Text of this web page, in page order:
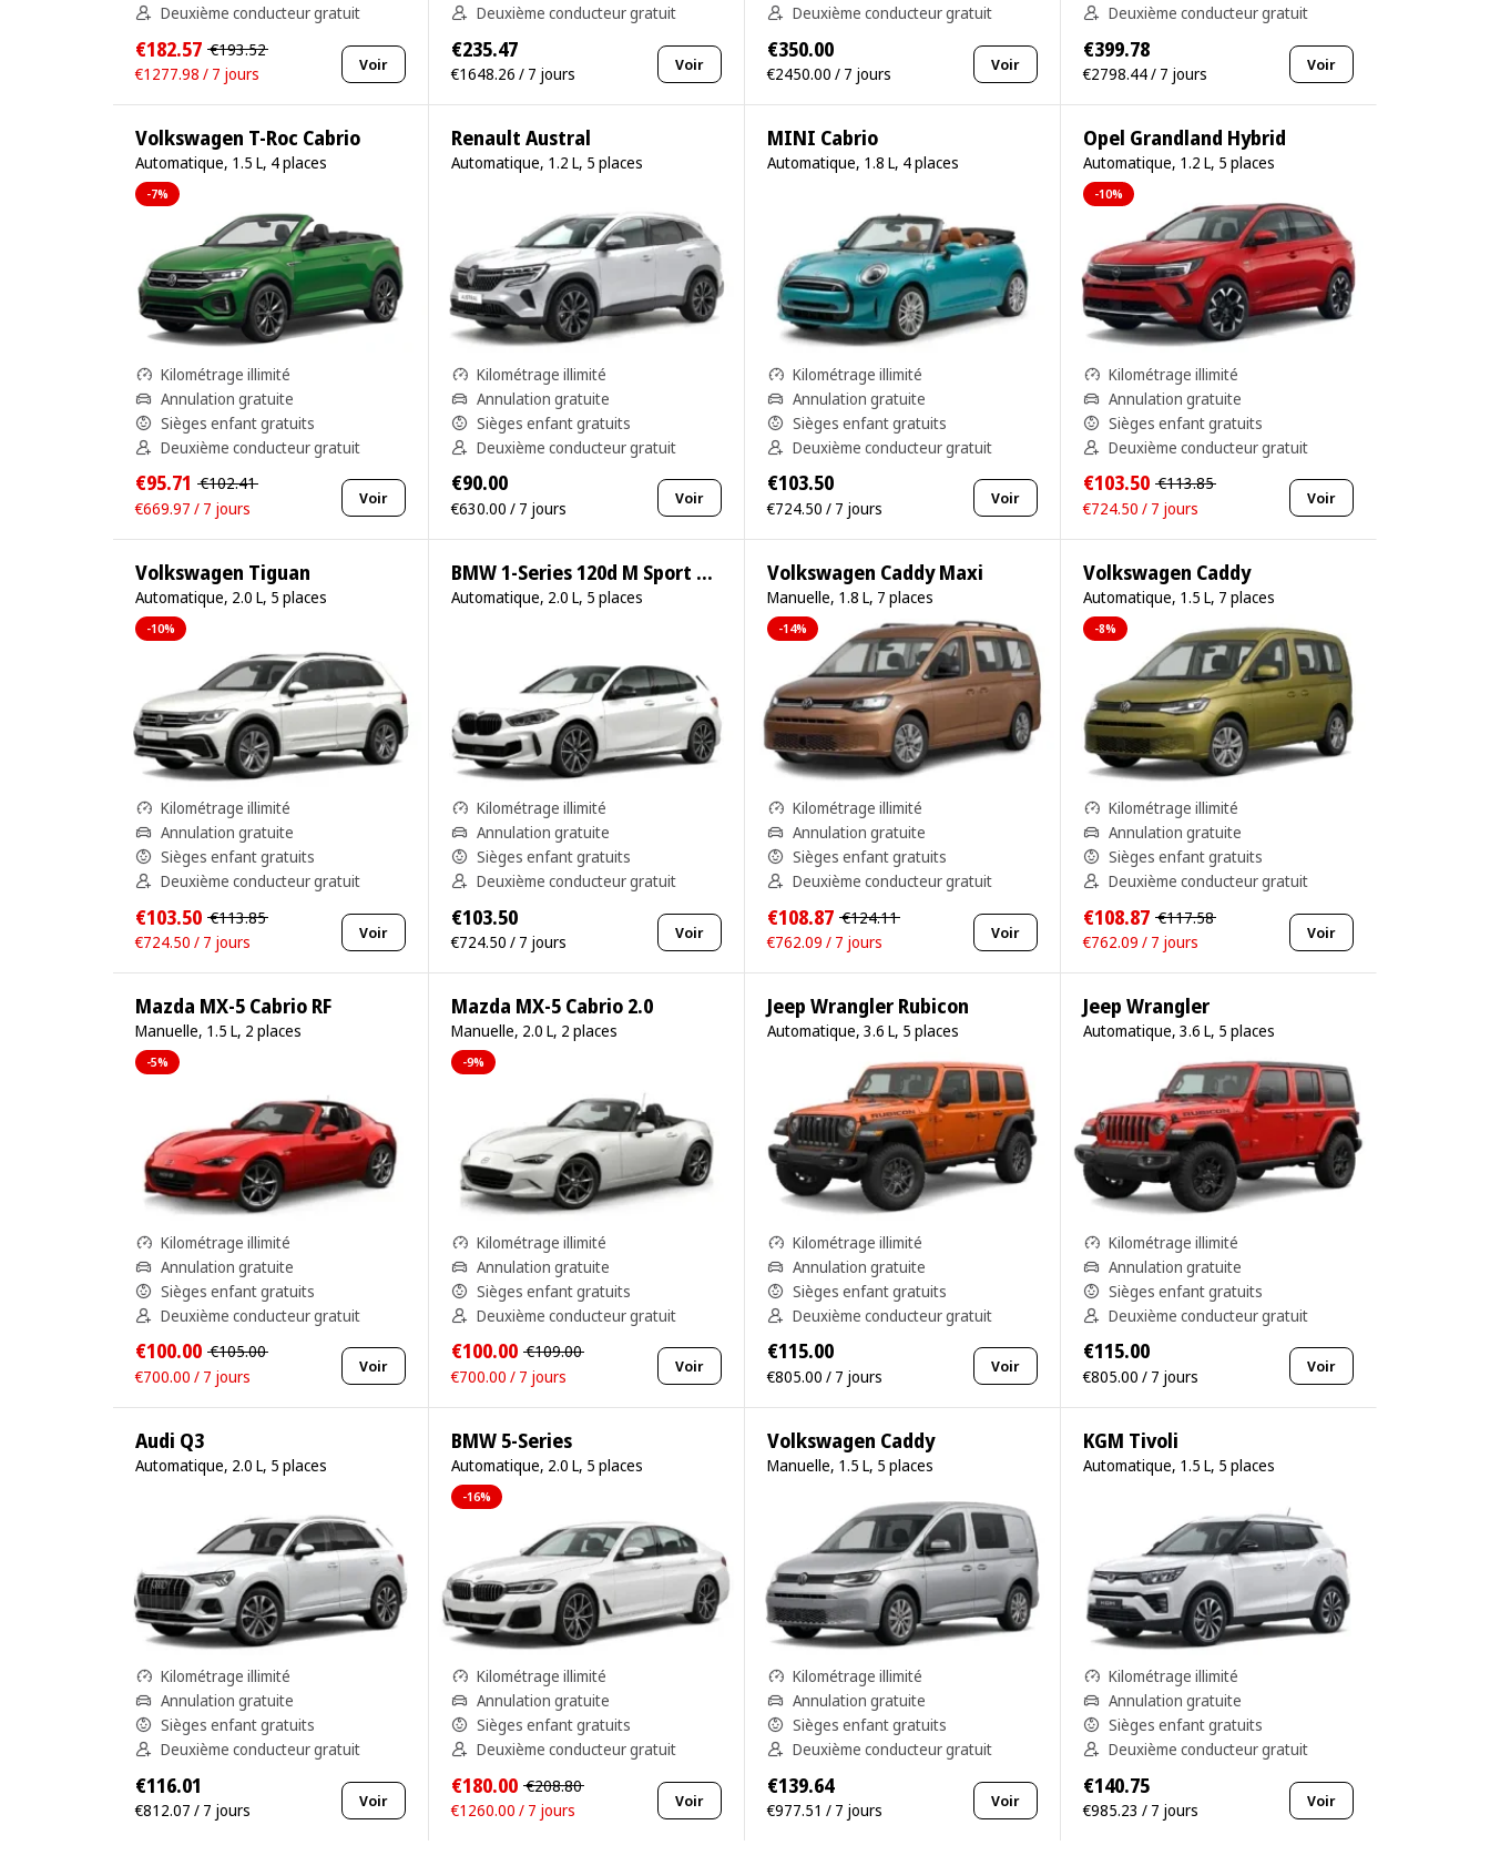
Deuxième conducteur gratuit
€182.57 €193.52
€1277.98 / 7 jours
Voir
Deuxième conducteur gratuit
€235.47
€1648.26 / 7 jours Voir
Deuxième conducteur gratuit
€350.00
€2450.00 / 7 jours Voir
Deuxième conducteur gratuit
€399.78
€2798.44 / 7 jours Voir
Volkswagen T-Roc Cabrio
Automatique, 1.5 L, 4 places
-7%
Kilométrage illimité
Annulation gratuite
Sièges enfant gratuits
Deuxième conducteur gratuit
€95.71 €102.41
€669.97 / 7 jours
Voir
Renault Austral
Automatique, 1.2 L, 5 places
Kilométrage illimité
Annulation gratuite
Sièges enfant gratuits
Deuxième conducteur gratuit
€90.00
€630.00 / 7 jours Voir
MINI Cabrio
Automatique, 1.8 L, 4 places
Kilométrage illimité
Annulation gratuite
Sièges enfant gratuits
Deuxième conducteur gratuit
€103.50
€724.50 / 7 jours Voir
Opel Grandland Hybrid
Automatique, 1.2 L, 5 places
-10%
Kilométrage illimité
Annulation gratuite
Sièges enfant gratuits
Deuxième conducteur gratuit
€103.50 €113.85
€724.50 / 7 jours
Voir
Volkswagen Tiguan
Automatique, 2.0 L, 5 places
-10%
Kilométrage illimité
Annulation gratuite
Sièges enfant gratuits
Deuxième conducteur gratuit
€103.50 €113.85
€724.50 / 7 jours
Voir
BMW 1-Series 120d M Sport Pro
Automatique, 2.0 L, 5 places
Kilométrage illimité
Annulation gratuite
Sièges enfant gratuits
Deuxième conducteur gratuit
€103.50
€724.50 / 7 jours Voir
Volkswagen Caddy Maxi
Manuelle, 1.8 L, 7 places
-14%
Kilométrage illimité
Annulation gratuite
Sièges enfant gratuits
Deuxième conducteur gratuit
€108.87 €124.11
€762.09 / 7 jours
Voir
Volkswagen Caddy
Automatique, 1.5 L, 7 places
-8%
Kilométrage illimité
Annulation gratuite
Sièges enfant gratuits
Deuxième conducteur gratuit
€108.87 €117.58
€762.09 / 7 jours
Voir
Mazda MX-5 Cabrio RF
Manuelle, 1.5 L, 2 places
-5%
Kilométrage illimité
Annulation gratuite
Sièges enfant gratuits
Deuxième conducteur gratuit
€100.00 €105.00
€700.00 / 7 jours
Voir
Mazda MX-5 Cabrio 2.0
Manuelle, 2.0 L, 2 places
-9%
Kilométrage illimité
Annulation gratuite
Sièges enfant gratuits
Deuxième conducteur gratuit
€100.00 €109.00
€700.00 / 7 jours
Voir
Jeep Wrangler Rubicon
Automatique, 3.6 L, 5 places
Kilométrage illimité
Annulation gratuite
Sièges enfant gratuits
Deuxième conducteur gratuit
€115.00
€805.00 / 7 jours Voir
Jeep Wrangler
Automatique, 3.6 L, 5 places
Kilométrage illimité
Annulation gratuite
Sièges enfant gratuits
Deuxième conducteur gratuit
€115.00
€805.00 / 7 jours Voir
Audi Q3
Automatique, 2.0 L, 5 places
Kilométrage illimité
Annulation gratuite
Sièges enfant gratuits
Deuxième conducteur gratuit
€116.01
€812.07 / 7 jours Voir
BMW 5-Series
Automatique, 2.0 L, 5 places
-16%
Kilométrage illimité
Annulation gratuite
Sièges enfant gratuits
Deuxième conducteur gratuit
€180.00 €208.80
€1260.00 / 7 jours
Voir
Volkswagen Caddy
Manuelle, 1.5 L, 5 places
Kilométrage illimité
Annulation gratuite
Sièges enfant gratuits
Deuxième conducteur gratuit
€139.64
€977.51 / 7 jours Voir
KGM Tivoli
Automatique, 1.5 L, 5 places
Kilométrage illimité
Annulation gratuite
Sièges enfant gratuits
Deuxième conducteur gratuit
€140.75
€985.23 / 7 jours Voir